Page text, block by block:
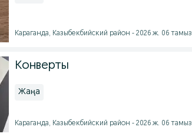
Караганда, Казыбекбийский район - 2026 ж. 06 тамыз
Конверты
Жаңа
Караганда, Казыбекбийский район - 2026 ж. 06 тамыз